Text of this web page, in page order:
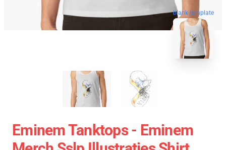
blank template
Eminem Tanktops - Eminem